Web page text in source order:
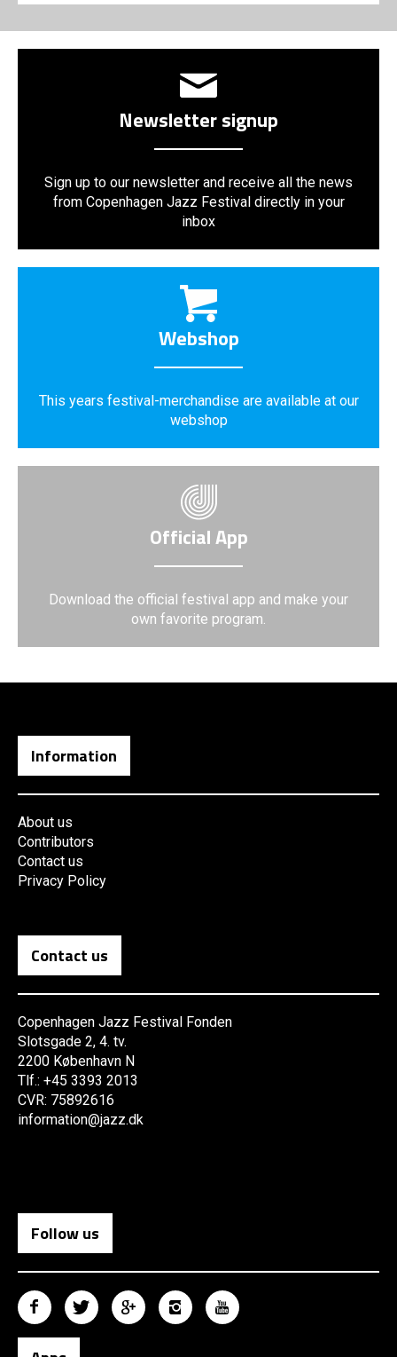
Newsletter signup
Sign up to our newsletter and receive all the news
from Copenhagen Jazz Festival directly in your
inbox
Webshop
This years festival-merchandise are available at our
webshop
Official App
Download the official festival app and make your
own favorite program.
Information
About us
Contributors
Contact us
Privacy Policy
Contact us
Copenhagen Jazz Festival Fonden
Slotsgade 2, 4. tv.
2200 København N
Tlf.: +45 3393 2013
CVR: 75892616
information@jazz.dk
Follow us